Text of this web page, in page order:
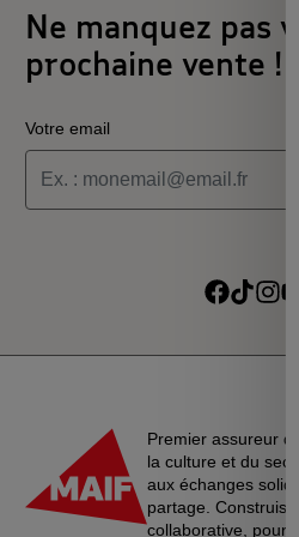
Ne manquez pas
prochaine vente !
Votre email
Je souhaite recevoir les alertes
Premier assureur
la culture et du
aux échanges
partage.
collaborative, pour